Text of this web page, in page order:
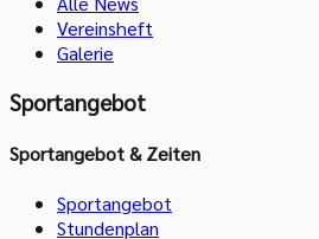
Vereinsheft
Galerie
Sportangebot
Sportangebot & Zeiten
Sportangebot
Stundenplan